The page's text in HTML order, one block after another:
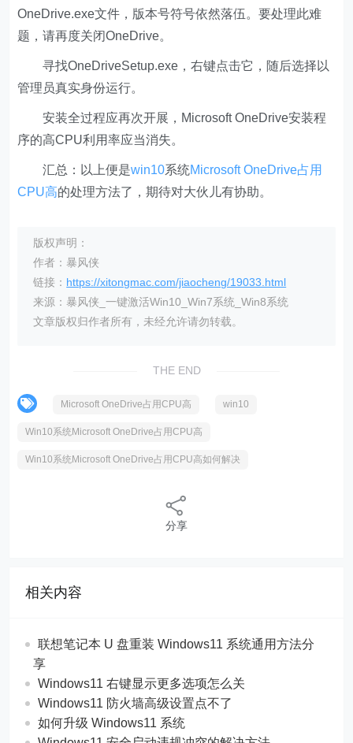
OneDrive.exe文件，版本号符号依然落伍。要处理此难
题，请再度关闭OneDrive。
寻找OneDriveSetup.exe，右键点击它，随后选择以
管理员真实身份运行。
安装全过程应再次开展，Microsoft OneDrive安装程
序的高CPU利用率应当消失。
汇总：以上便是win10系统Microsoft OneDrive占用
CPU高的处理方法了，期待对大伙儿有协助。
版权声明：
作者：暴风侠
链接： https://xitongmac.com/jiaocheng/19033.html
来源：暴风侠_一键激活Win10_Win7系统_Win8系统
文章版权归作者所有，未经允许请勿转载。
THE END
Microsoft OneDrive占用CPU高 win10
Win10系统Microsoft OneDrive占用CPU高
Win10系统Microsoft OneDrive占用CPU高如何解决
分享
相关内容
联想笔记本 U 盘重装 Windows11 系统通用方法分
享
Windows11 右键显示更多选项怎么关
Windows11 防火墙高级设置点不了
如何升级 Windows11 系统